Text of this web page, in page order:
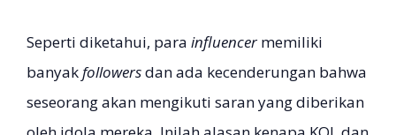
Seperti diketahui, para influencermemiliki
banyak followersdan ada kecenderungan bahwa
seseorang akan mengikuti saran yang diberikan